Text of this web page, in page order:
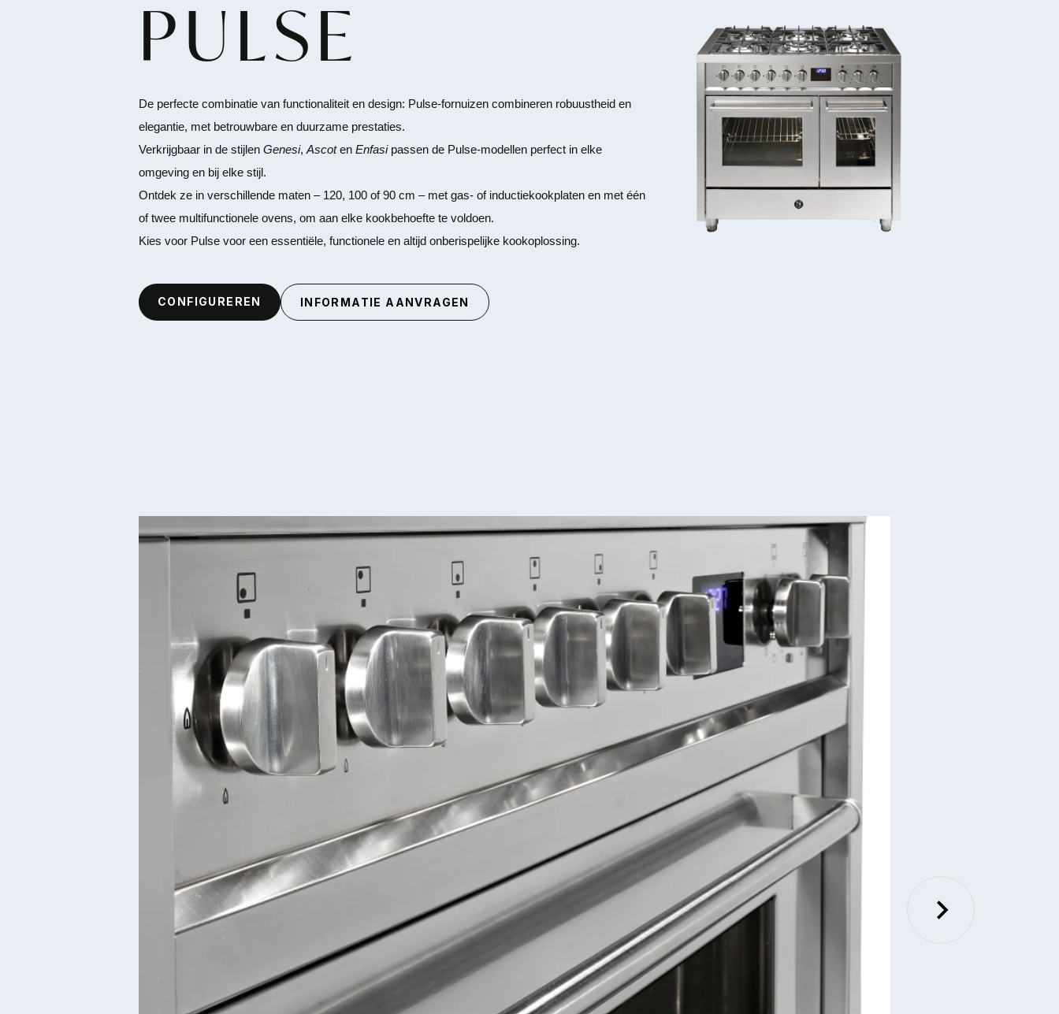
Overslaan en naar de inhoud gaanPULSE
De perfecte combinatie van functionaliteit en design: Pulse-fornuizen combineren robuustheid en
elegantie, met betrouwbare en duurzame prestaties.
Verkrijgbaar in de stijlen Genesi, Ascoten Enfasipassen de Pulse-modellen perfect in elke
omgeving en bij elke stijl.
Ontdek ze in verschillende maten – 120, 100 of 90 cm – met gas- of inductiekookplaten en met één
of twee multifunctionele ovens, om aan elke kookbehoefte te voldoen.
Kies voor Pulse voor een essentiële, functionele en altijd onberispelijke kookoplossing.
CONFIGUREREN INFORMATIE AANVRAGEN